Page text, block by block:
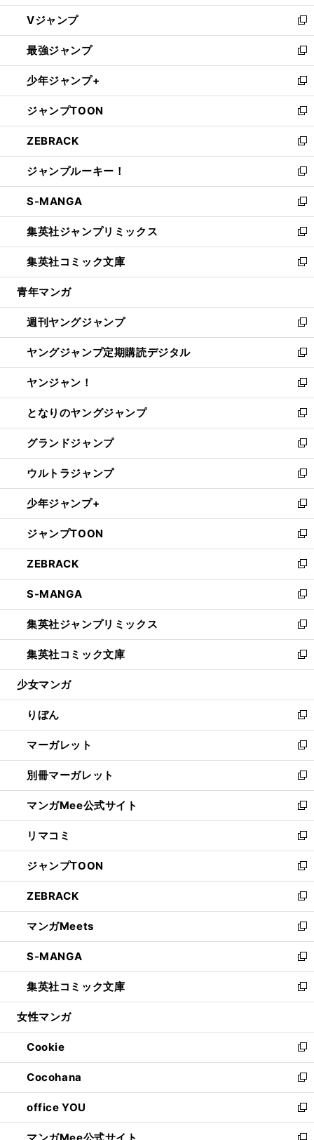
ウ
ィ
ン
ド
ウ
で
開
く
し
い
ウ
ィ
ン
ド
ウ
で
開
く
Vジャンプ
新
し
い
ウ
ィ
ン
ド
ウ
で
開
く
最強ジャンプ
新
し
い
ウ
ィ
ン
ド
ウ
で
開
く
少年ジャンプ+
新
し
い
ウ
ィ
ン
ド
ウ
で
開
く
ジャンプTOON
新
し
い
ウ
ィ
ン
ド
ウ
で
開
く
ZEBRACK
新
し
い
ウ
ィ
ン
ド
ウ
で
開
ジャンプルーキー！
新
し
い
ウ
ィ
ン
ド
ウ
開
く
S-MANGA
新
し
い
ウ
ィ
ン
ウ
で
開
く
集英社ジャンプリミックス
新
し
い
ウ
ン
ド
ウ
で
開
く
集英社コミック文庫
新
し
ウ
ィ
ン
ド
ウ
で
開
く
青年マンガ
週刊ヤングジャンプ
新
し
い
ウ
ィ
ン
ド
ウ
で
開
く
ヤングジャンプ定期購読デジタル
新
し
い
ウ
ィ
ン
ド
ウ
で
開
く
ヤンジャン！
新
し
い
ウ
ィ
ン
ド
ウ
で
開
く
となりのヤングジャンプ
新
し
い
ウ
ィ
ン
ド
ウ
で
開
く
グランドジャンプ
新
し
い
ウ
ィ
ン
ド
ウ
で
開
く
ウルトラジャンプ
新
し
い
ウ
ィ
ン
ド
ウ
で
開
く
少年ジャンプ+
新
し
い
ウ
ィ
ン
ド
ウ
で
開
く
ジャンプTOON
新
し
い
ウ
ィ
ン
ド
ウ
で
開
ZEBRACK
新
し
い
ウ
ィ
ン
ド
ウ
開
く
S-MANGA
新
し
い
ウ
ィ
ン
ウ
で
開
く
集英社ジャンプリミックス
新
し
い
ウ
ン
ド
ウ
で
開
く
集英社コミック文庫
新
し
ウ
ィ
ン
ド
ウ
で
開
く
少女マンガ
りぼん
新
し
い
ウ
ィ
ン
ド
ウ
で
開
く
マーガレット
新
し
い
ウ
ィ
ン
ド
ウ
で
開
く
別冊マーガレット
新
し
い
ウ
ィ
ン
ド
ウ
で
開
く
マンガMee公式サイト
新
し
い
ウ
ィ
ン
ド
ウ
で
開
く
リマコミ
新
し
い
ウ
ィ
ン
ド
ウ
で
開
く
ジャンプTOON
新
し
い
ウ
ィ
ン
ド
ウ
で
開
ZEBRACK
新
し
い
ウ
ィ
ン
ド
ウ
開
く
マンガMeets
新
し
い
ウ
ィ
ン
ウ
で
開
く
S-MANGA
新
し
い
ウ
ン
ド
ウ
で
開
く
集英社コミック文庫
新
し
ウ
ィ
ン
ド
ウ
で
開
く
女性マンガ
Cookie
新
し
い
ウ
ィ
ン
Cocohana
新
し
い
ウ
office YOU
新
し